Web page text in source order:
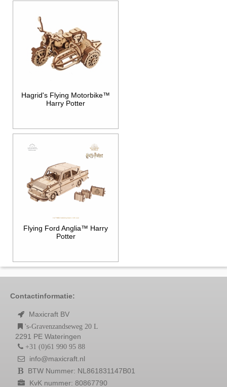
Hagrid's Flying Motorbike™
Harry Potter
Flying Ford Anglia™ Harry
Potter
Contactinformatie:
Maxicraft BV
's-Gravenzandseweg 20 L
2291 PE Wateringen
+31 (0)61 990 95 88
info@maxicraft.nl
BTW Nummer: NL861831147B01
KvK nummer: 80867790